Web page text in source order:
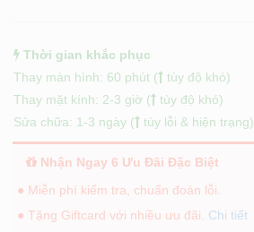
Thời gian khắc phục
Thay màn hình: 60 phút (
tùy độ khó)
Thay mặt kính: 2-3 giờ (
tùy độ khó)
Sửa chữa: 1-3 ngày (
tùy lỗi & hiện trạng)
Nhận Ngay 6 Ưu Đãi Đặc Biệt
● Miễn phí kiểm tra, chuẩn đoán lỗi.
● Tặng Giftcard với nhiều ưu đãi. Chi tiết